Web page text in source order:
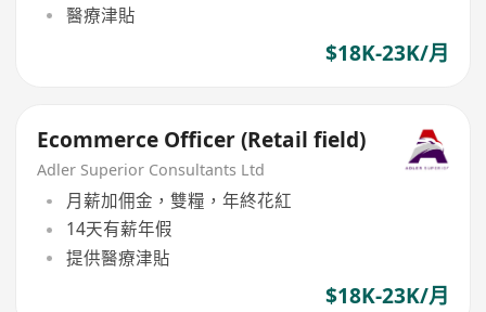
醫療津貼
$18K-23K/月
Ecommerce Officer (Retail field)
Adler Superior Consultants Ltd
月薪加佣金，雙糧，年終花紅
14天有薪年假
提供醫療津貼
$18K-23K/月